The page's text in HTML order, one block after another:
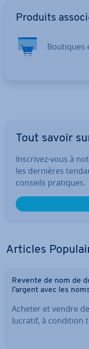
Produits
Boutiques
Tout savoir
Inscrivez-vous à
les dernières
conseils pratiques.
Articles
Revente de nom de
l’argent avec les
Acheter et vendre
lucratif, à condition